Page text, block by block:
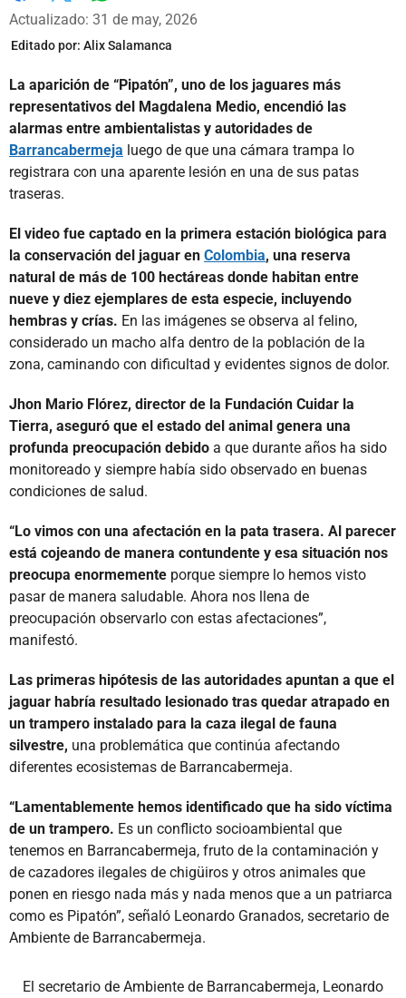
Facebook
X
Actualizado: 31 de may, 2026
Editado por: Alix Salamanca
La aparición de “Pipatón”, uno de los jaguares más
representativos del Magdalena Medio, encendió las
alarmas entre ambientalistas y autoridades de
Barrancabermeja luego de que una cámara trampa lo
registrara con una aparente lesión en una de sus patas
traseras.
El video fue captado en la primera estación biológica para
la conservación del jaguar en Colombia, una reserva
natural de más de 100 hectáreas donde habitan entre
nueve y diez ejemplares de esta especie, incluyendo
hembras y crías. En las imágenes se observa al felino,
considerado un macho alfa dentro de la población de la
zona, caminando con dificultad y evidentes signos de dolor.
Jhon Mario Flórez, director de la Fundación Cuidar la
Tierra, aseguró que el estado del animal genera una
profunda preocupación debido a que durante años ha sido
monitoreado y siempre había sido observado en buenas
condiciones de salud.
“Lo vimos con una afectación en la pata trasera. Al parecer
está cojeando de manera contundente y esa situación nos
preocupa enormemente porque siempre lo hemos visto
pasar de manera saludable. Ahora nos llena de
preocupación observarlo con estas afectaciones”,
manifestó.
Las primeras hipótesis de las autoridades apuntan a que el
jaguar habría resultado lesionado tras quedar atrapado en
un trampero instalado para la caza ilegal de fauna
silvestre, una problemática que continúa afectando
diferentes ecosistemas de Barrancabermeja.
“Lamentablemente hemos identificado que ha sido víctima
de un trampero. Es un conflicto socioambiental que
tenemos en Barrancabermeja, fruto de la contaminación y
de cazadores ilegales de chigüiros y otros animales que
ponen en riesgo nada más y nada menos que a un patriarca
como es Pipatón”, señaló Leonardo Granados, secretario de
Ambiente de Barrancabermeja.
El secretario de Ambiente de Barrancabermeja, Leonardo